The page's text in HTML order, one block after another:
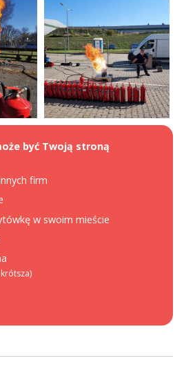
być Twoją stroną
firm
w swoim mieście